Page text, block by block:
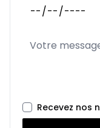
Recevez nos